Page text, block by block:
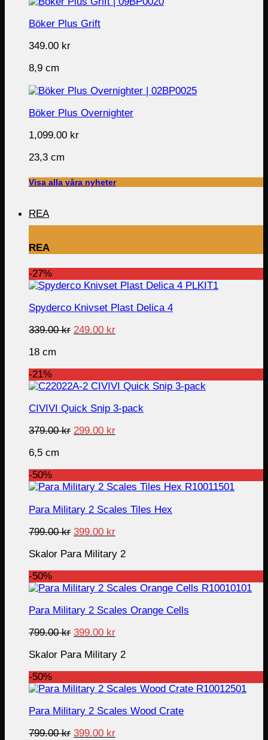
Böker Plus Grift
349.00 kr
8,9 cm
Böker Plus Overnighter
1,099.00 kr
23,3 cm
Visa alla våra nyheter
REA
REA
-27%
Spyderco Knivset Plast Delica 4
339.00kr Original
249.00 krCurrent
18 cm
-21%
CIVIVI Quick Snip 3-pack
379.00kr Original
299.00 krCurrent
6,5 cm
-50%
Para Military 2 Scales Tiles Hex
799.00kr Original
was:
399.00 krCurrent
is:
Skalor Para Military 2
-50%
Para Military 2 Scales Orange Cells
799.00kr Original
was:
399.00 krCurrent
is:
Skalor Para Military 2
-50%
Para Military 2 Scales Wood Crate
799.00kr Original
399.00 krCurrent